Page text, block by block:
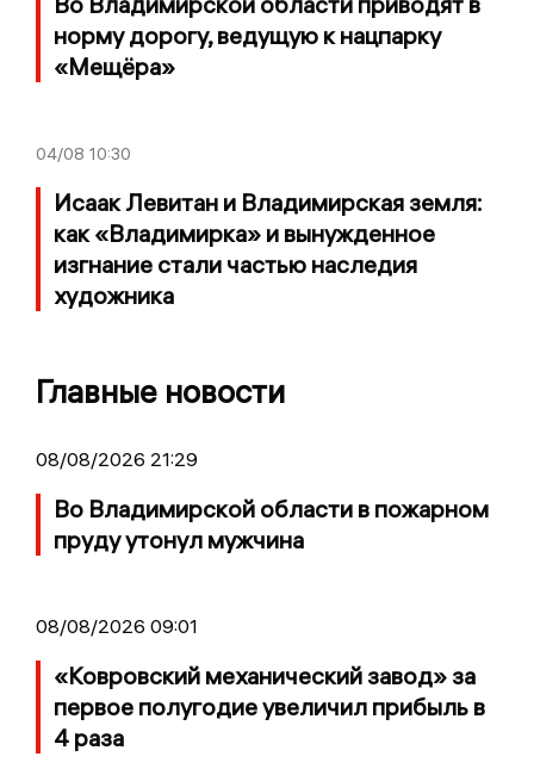
норму дорогу, ведущую к нацпарку
«Мещёра»
04/08 10:30
Исаак Левитан и Владимирская земля:
как «Владимирка» и вынужденное
изгнание стали частью наследия
художника
Главные новости
08/08/2026 21:29
Во Владимирской области в пожарном
пруду утонул мужчина
08/08/2026 09:01
«Ковровский механический завод» за
первое полугодие увеличил прибыль в
4 раза